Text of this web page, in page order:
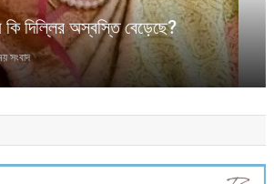
দিল্লির অস্বস্তি বেড়েছে?